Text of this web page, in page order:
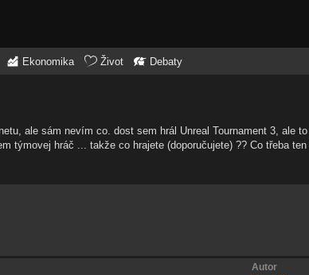
Ekonomika Život Debaty
ale sám nevím co. dost sem hrál Unreal Tournament 3, ale
týmovej hráč ... takže co hrajete (doporučujete) ?? Co třeba
Autor